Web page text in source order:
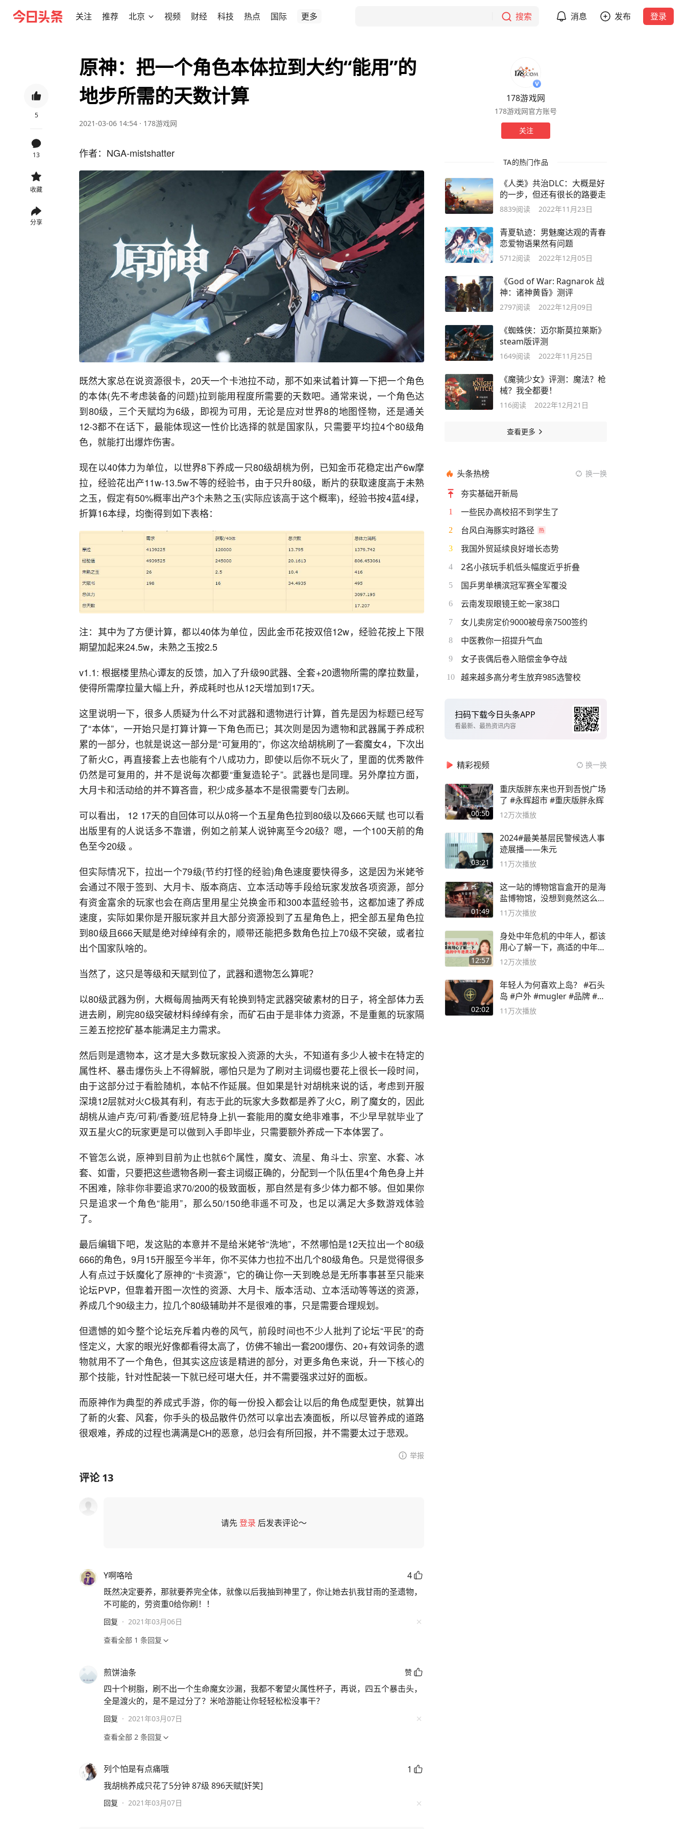
关注 推荐 北京 视频 财经 科技 热点 国际 更多 搜索 消息 发布 登录
5
13
收藏
分享
原神：把一个角色本体拉到大约“能用”的
地步所需的天数计算
2021-03-06 14:54 · 178游戏网
作者：NGA-mistshatter
既然大家总在说资源很卡，20天一个卡池拉不动，那不如来试着计算一下把一个角色
的本体(先不考虑装备的问题)拉到能用程度所需要的天数吧。通常来说，一个角色达
到80级，三个天赋均为6级，即视为可用，无论是应对世界8的地图怪物，还是通关
12-3都不在话下，最能体现这一性价比选择的就是国家队，只需要平均拉4个80级角
色，就能打出爆炸伤害。
现在以40体力为单位，以世界8下养成一只80级胡桃为例，已知金币花稳定出产6w摩
拉，经验花出产11w-13.5w不等的经验书，由于只升80级，断片的获取速度高于未熟
之玉，假定有50%概率出产3个未熟之玉(实际应该高于这个概率)，经验书按4蓝4绿，
折算16本绿，均衡得到如下表格：
注：其中为了方便计算，都以40体为单位，因此金币花按双倍12w，经验花按上下限
期望加起来24.5w，未熟之玉按2.5
v1.1: 根据楼里热心谭友的反馈，加入了升级90武器、全套+20遗物所需的摩拉数量，
使得所需摩拉量大幅上升，养成耗时也从12天增加到17天。
这里说明一下，很多人质疑为什么不对武器和遗物进行计算，首先是因为标题已经写
了“本体”，一开始只是打算计算一下角色而已；其次则是因为遗物和武器属于养成积
累的一部分，也就是说这一部分是“可复用的”，你这次给胡桃刷了一套魔女4，下次出
了新火C，再直接套上去也能有个八成功力，即使以后你不玩火了，里面的优秀散件
仍然是可复用的，并不是说每次都要“重复造轮子”。武器也是同理。另外摩拉方面，
大月卡和活动给的并不算吝啬，积少成多基本不是很需要专门去刷。
可以看出， 12 17天的自回体可以从0将一个五星角色拉到80级以及666天赋 也可以看
出版里有的人说话多不靠谱，例如之前某人说钟离至今20级？嗯，一个100天前的角
色至今20级 。
但实际情况下，拉出一个79级(节约打怪的经验)角色速度要快得多，这是因为米姥爷
会通过不限于签到、大月卡、版本商店、立本活动等手段给玩家发放各项资源，部分
有资金富余的玩家也会在商店里用星尘兑换金币和300本蓝经验书，这都加速了养成
速度，实际如果你是开服玩家并且大部分资源投到了五星角色上，把全部五星角色拉
到80级且666天赋是绝对绰绰有余的，顺带还能把多数角色拉上70级不突破，或者拉
出个国家队啥的。
当然了，这只是等级和天赋到位了，武器和遗物怎么算呢？
以80级武器为例，大概每周抽两天有轮换到特定武器突破素材的日子，将全部体力丢
进去刷，刷完80级突破材料绰绰有余，而矿石由于是非体力资源，不是重氪的玩家隔
三差五挖挖矿基本能满足主力需求。
然后则是遗物本，这才是大多数玩家投入资源的大头，不知道有多少人被卡在特定的
属性杯、暴击爆伤头上不得解脱，哪怕只是为了刷对主词缀也要花上很长一段时间，
由于这部分过于看脸随机，本帖不作延展。但如果是针对胡桃来说的话，考虑到开服
深境12层就对火C极其有利，有志于此的玩家大多数都是养了火C，刷了魔女的，因此
胡桃从迪卢克/可莉/香菱/班尼特身上扒一套能用的魔女绝非难事，不少早早就毕业了
双五星火C的玩家更是可以做到入手即毕业，只需要额外养成一下本体罢了。
不管怎么说，原神到目前为止也就6个属性，魔女、流星、角斗士、宗室、水套、冰
套、如雷，只要把这些遗物各刷一套主词缀正确的，分配到一个队伍里4个角色身上并
不困难，除非你非要追求70/200的极致面板，那自然是有多少体力都不够。但如果你
只是追求一个角色“能用”，那么50/150绝非遥不可及，也足以满足大多数游戏体验
了。
最后编辑下吧，发这贴的本意并不是给米姥爷“洗地”，不然哪怕是12天拉出一个80级
666的角色，9月15开服至今半年，你不买体力也拉不出几个80级角色。只是觉得很多
人有点过于妖魔化了原神的“卡资源”，它的确让你一天到晚总是无所事事甚至只能来
论坛PVP，但靠着开图一次性的资源、大月卡、版本活动、立本活动等等送的资源，
养成几个90级主力，拉几个80级辅助并不是很难的事，只是需要合理规划。
但遗憾的如今整个论坛充斥着内卷的风气，前段时间也不少人批判了论坛“平民”的奇
怪定义，大家的眼光好像都看得太高了，仿佛不输出一套200爆伤、20+有效词条的遗
物就用不了一个角色，但其实这应该是精进的部分，对更多角色来说，升一下核心的
那个技能，针对性配装一下就已经可堪大任，并不需要强求过好的面板。
而原神作为典型的养成式手游，你的每一份投入都会让以后的角色成型更快，就算出
了新的火套、风套，你手头的极品散件仍然可以拿出去凑面板，所以尽管养成的道路
很艰难，养成的过程也满满是CH的恶意，总归会有所回报，并不需要太过于悲观。
举报
评论13
请先登录 后发表评论～
Y啊咯哈
4
既然决定要养，那就要养完全体，就像以后我抽到神里了，你让她去扒我甘雨的圣遗物，
不可能的，劳资重0给你刷！！
回复 · 2021年03月06日
查看全部 1 条回复
煎饼油条 赞
四十个树脂，刷不出一个生命魔女沙漏，我都不奢望火属性杯子，再说，四五个暴击头，
全是渡火的，是不是过分了？米哈游能让你轻轻松松没事干？
回复 · 2021年03月07日
查看全部 2 条回复
列个怕是有点痛哦
1
我胡桃养成只花了5分钟 87级 896天赋[奸笑]
回复 · 2021年03月07日
178游戏网
178游戏网官方账号
关注
TA的热门作品
《人类》共治DLC：大概是好
的一步，但还有很长的路要走
8839阅读 2022年11月23日
青夏轨迹：男魅魔达观的青春
恋爱物语果然有问题
5712阅读 2022年12月05日
《God of War: Ragnarok 战
神：诸神黄昏》测评
2797阅读 2022年12月09日
《蜘蛛侠：迈尔斯莫拉莱斯》
steam版评测
1649阅读 2022年11月25日
《魔骑少女》评测：魔法？枪
械？我全都要！
116阅读 2022年12月21日
查看更多
头条热榜 换一换
夯实基础开新局
1 一些民办高校招不到学生了
2 台风白海豚实时路径
3 我国外贸延续良好增长态势
4 2名小孩玩手机低头幅度近乎折叠
5 国乒男单横滨冠军赛全军覆没
6 云南发现眼镜王蛇一家38口
7 女儿卖房定价9000被母亲7500签约
8 中医教你一招提升气血
9 女子丧偶后卷入赔偿金争夺战
10 越来越多高分考生放弃985选警校
扫码下载今日头条APP
看最新、最热资讯内容
精彩视频 换一换
00:50
重庆版胖东来也开到吾悦广场
了 #永辉超市 #重庆版胖永辉
12万次播放
03:21
2024#最美基层民警候选人事
迹展播——朱元
11万次播放
01:49
这一站的博物馆盲盒开的是海
盐博物馆，没想到竟然这么好
逛！
11万次播放
12:57
身处中年危机的中年人，都该
用心了解一下，高适的中年逆
袭之路
12万次播放
02:02
年轻人为何喜欢上岛？ #石头
岛 #户外 #mugler #品牌 #足
球流氓
11万次播放